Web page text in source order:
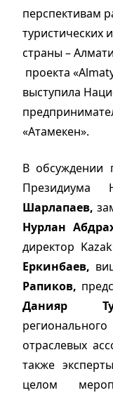
перспективам
туристических
страны –
проекта
выступила
«Атамекен».
В обсуждении
Шарлапаев,
Нурлан
директор
Еркинбаев,
Рапиков,
Данияр
отраслевых
также
целом